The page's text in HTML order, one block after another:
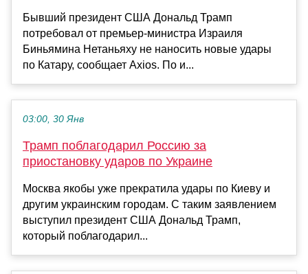
Бывший президент США Дональд Трамп
потребовал от премьер-министра Израиля
Биньямина Нетаньяху не наносить новые удары
по Катару, сообщает Axios. По и...
03:00, 30 Янв
Трамп поблагодарил Россию за
приостановку ударов по Украине
Москва якобы уже прекратила удары по Киеву и
другим украинским городам. С таким заявлением
выступил президент США Дональд Трамп,
который поблагодарил...